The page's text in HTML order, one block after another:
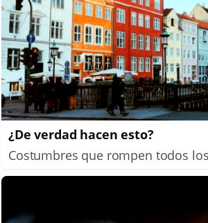
¿De verdad hacen esto?
Costumbres que rompen todos